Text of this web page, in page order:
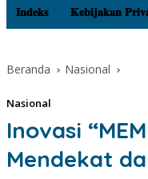
𝐈𝐧𝐝𝐞𝐤𝐬 𝐊𝐞𝐛𝐢𝐣𝐚𝐤𝐚𝐧
Beranda Nasional
Nasional
Inovasi
Mendekat